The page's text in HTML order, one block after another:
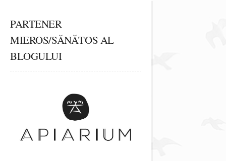
PARTENER
MIEROS/SĂNĂTOS AL
BLOGULUI